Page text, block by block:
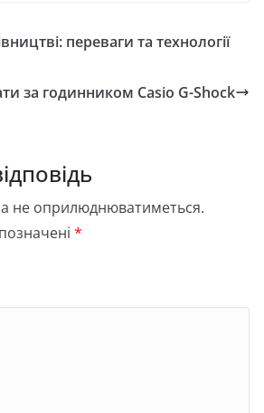
переваги та технології
за годинником Casio G-Shock
не оприлюднюватиметься.
*